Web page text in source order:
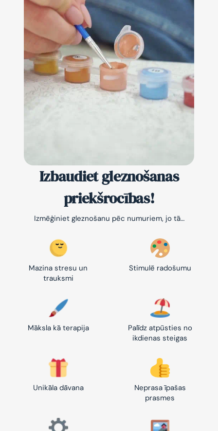
Izbaudiet gleznošanas
priekšrocības!
Izmēģiniet gleznošanu pēc numuriem, jo tā…
Mazina stresu un
trauksmi
Stimulē radošumu
Māksla kā terapija
Palīdz atpūsties no
ikdienas steigas
Unikāla dāvana
Neprasa īpašas
prasmes